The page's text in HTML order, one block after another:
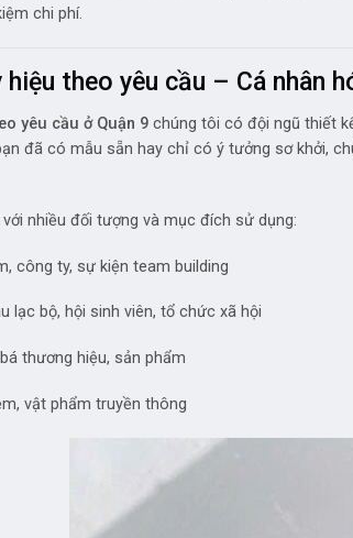
chi phí.
hiệu theo yêu cầu – Cá nhân
yêu cầu ở Quận 9 chúng tôi có đội ngũ thiết
đã có mẫu sẵn hay chỉ có ý tưởng sơ khởi,
nhiều đối tượng và mục đích sử dụng:
công ty, sự kiện team building
lạc bộ, hội sinh viên, tổ chức xã hội
thương hiệu, sản phẩm
vật phẩm truyền thông